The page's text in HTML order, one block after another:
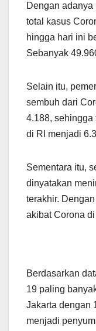
Dengan
total kasus
hingga hari ini
Sebanyak
Selain itu,
sembuh dari
4.188, sehingga
di RI menjadi
Sementara itu,
dinyatakan
terakhir.
akibat Corona
Berdasarkan
19 paling
Jakarta dengan
menjadi